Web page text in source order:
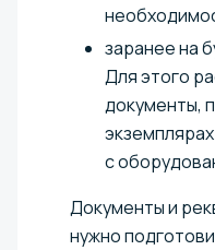
заранее на
Для этого
документы,
с
Документы и
нужно